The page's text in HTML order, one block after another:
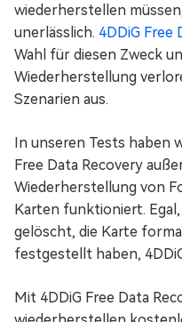
wiederherstellen
unerlässlich. 4DDiG Free
Wahl für diesen Zweck
Wiederherstellung
Szenarien aus.
In unseren Tests haben
Free Data Recovery
Wiederherstellung von
Karten funktioniert.
gelöscht, die Karte
festgestellt haben,
Mit 4DDiG Free Data